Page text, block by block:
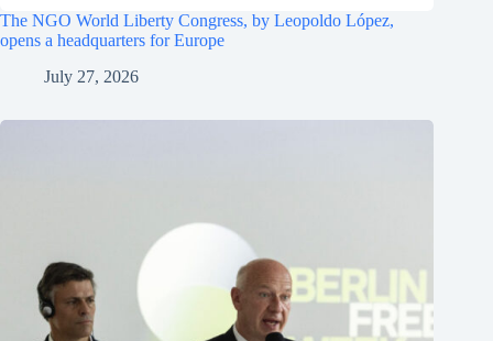
The NGO World Liberty Congress, by Leopoldo López,
opens a headquarters for Europe
July 27, 2026